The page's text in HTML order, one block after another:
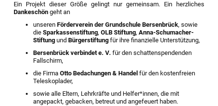
Ein Projekt dieser Größe gelingt nur gemeinsam. Ein herzliches
Dankeschön geht an
unserenFörderverein der Grundschule Bersenbrück, sowie
dieSparkassenstiftung,OLB Stiftung,Anna-Schumacher-
Stiftung undBürgerstiftung für ihre finanzielle Unterstützung,
Bersenbrück verbindet e. V. für den schattenspendenden
Fallschirm,
die FirmaOtto Bedachungen & Handel für den kostenfreien
Teleskoplader,
sowie alle Eltern, Lehrkräfte und Helfer*innen, die mit
angepackt, gebacken, betreut und angefeuert haben.